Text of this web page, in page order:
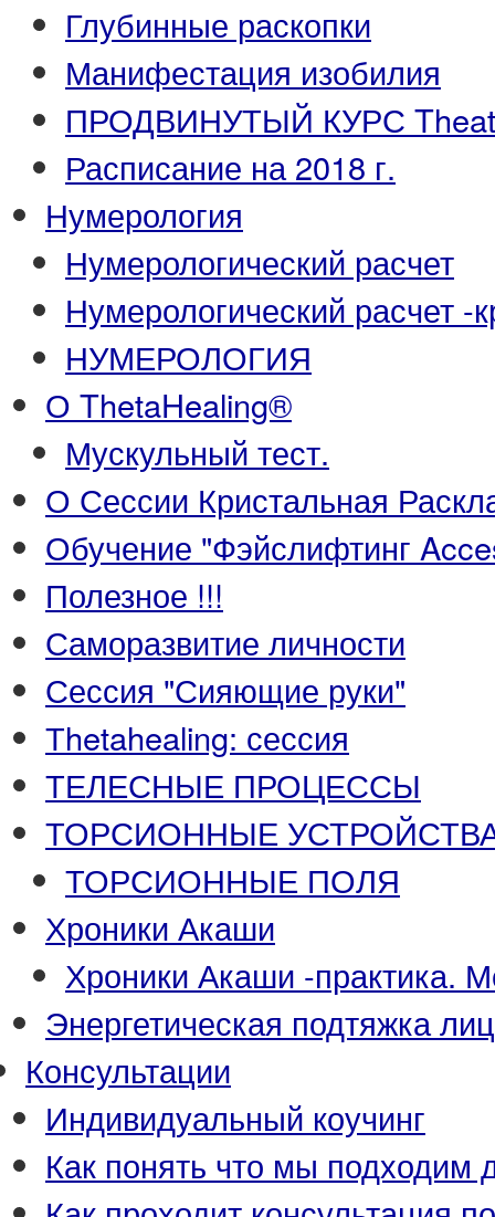
Глубинные раскопки
Манифестация изобилия
ПРОДВИНУТЫЙ КУРС
Расписание на 2018 г.
Нумерология
Нумерологический расчет
Нумерологический расчет -
НУМЕРОЛОГИЯ
О ThetaHealing®
Мускульный тест.
О Сессии Кристальная
Обучение "Фэйслифтинг
Полезное !!!
Саморазвитие личности
Сессия "Сияющие руки"
Тhetahealing: сессия
ТЕЛЕСНЫЕ ПРОЦЕССЫ
ТОРСИОННЫЕ УСТРОЙСТВА-
ТОРСИОННЫЕ ПОЛЯ
Хроники Акаши
Хроники Акаши -практика.
Энергетическая подтяжка
Консультации
Индивидуальный коучинг
Как понять что мы подходим